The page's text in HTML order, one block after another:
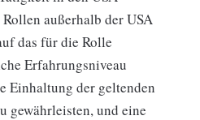
außerhalb der USA
das für die Rolle
Erfahrungsniveau
Einhaltung der geltenden
gewährleisten, und eine